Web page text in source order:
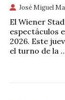
José Miguel
El Wiener
espectáculos
2026. Este
el turno de la